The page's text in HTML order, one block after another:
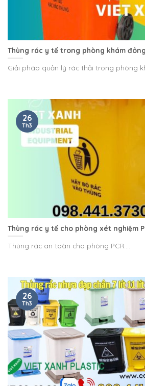
Thùng rác y tế trong phòng khám
Giải pháp quản lý rác thải trong phòng
Thùng rác y tế cho phòng xét nghiệm
Thùng rác an toàn cho phòng PCR....
26
Th3
26
Th3